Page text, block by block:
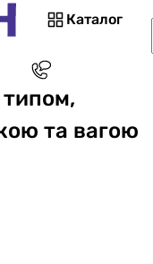
Каталог
та вагою